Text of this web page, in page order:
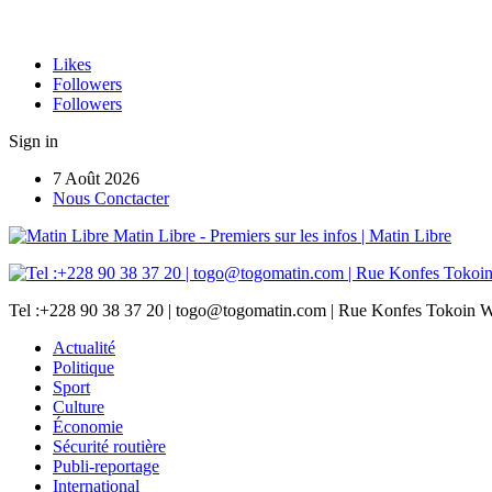
Likes
Followers
Followers
Sign in
7 Août 2026
Nous Conctacter
Matin Libre - Premiers sur les infos | Matin Libre
Tel :+228 90 38 37 20 | togo@togomatin.com | Rue Konfes Tokoin
Actualité
Politique
Sport
Culture
Économie
Sécurité routière
Publi-reportage
International